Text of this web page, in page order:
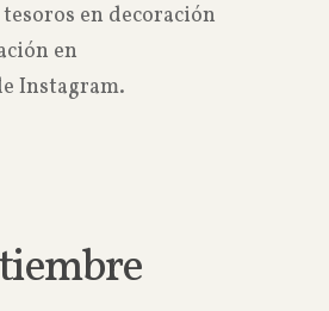
en decoración
en
Instagram.